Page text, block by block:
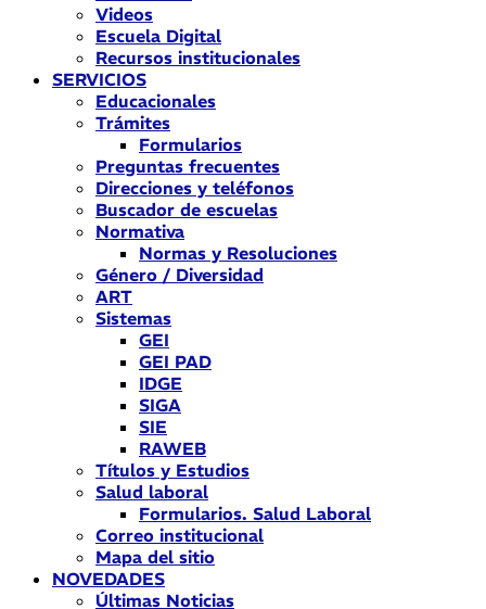
Videos
Escuela Digital
Recursos institucionales
SERVICIOS
Educacionales
Trámites
Formularios
Preguntas frecuentes
Direcciones y teléfonos
Buscador de escuelas
Normativa
Normas y Resoluciones
Género / Diversidad
ART
Sistemas
GEI
GEI PAD
IDGE
SIGA
SIE
RAWEB
Títulos y Estudios
Salud laboral
Formularios. Salud Laboral
Correo institucional
Mapa del sitio
NOVEDADES
Últimas Noticias